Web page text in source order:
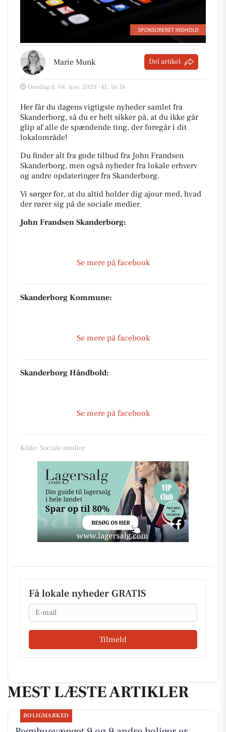
Marie Munk Del artikel
Onsdag d. 04. nov. 2020 - kl. 16:16
Her får du dagens vigtigste nyheder samlet fra
Skanderborg, så du er helt sikker på, at du ikke går
glip af alle de spændende ting, der foregår i dit
lokalområde!
Du finder alt fra gode tilbud fra John Frandsen
Skanderborg, men også nyheder fra lokale erhverv
og andre opdateringer fra Skanderborg.
Vi sørger for, at du altid holder dig ajour med, hvad
der rører sig på de sociale medier.
John Frandsen Skanderborg:
Se mere på facebook
Skanderborg Kommune:
Se mere på facebook
Skanderborg Håndbold:
Se mere på facebook
Kilde: Sociale medier
Få lokale nyheder GRATIS
Email
Tilmeld
MEST LÆSTE ARTIKLER
BOLIGMARKED